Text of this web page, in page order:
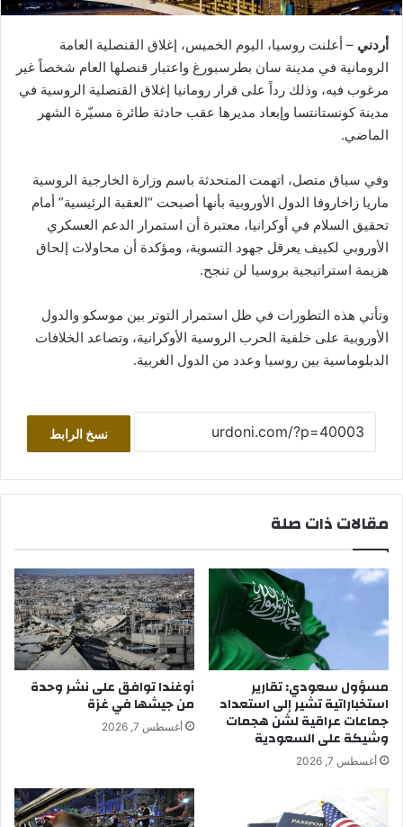
أردني – أعلنت روسيا، اليوم الخميس، إغلاق القنصلية العامة
الرومانية في مدينة سان بطرسبورغ واعتبار قنصلها العام شخصاً غير
مرغوب فيه، وذلك رداً على قرار رومانيا إغلاق القنصلية الروسية في
مدينة كونستانتسا وإبعاد مديرها عقب حادثة طائرة مسيّرة الشهر
الماضي.
وفي سياق متصل، اتهمت المتحدثة باسم وزارة الخارجية الروسية
ماريا زاخاروفا الدول الأوروبية بأنها أصبحت “العقبة الرئيسية” أمام
تحقيق السلام في أوكرانيا، معتبرة أن استمرار الدعم العسكري
الأوروبي لكييف يعرقل جهود التسوية، ومؤكدة أن محاولات إلحاق
هزيمة استراتيجية بروسيا لن تنجح.
وتأتي هذه التطورات في ظل استمرار التوتر بين موسكو والدول
الأوروبية على خلفية الحرب الروسية الأوكرانية، وتصاعد الخلافات
الدبلوماسية بين روسيا وعدد من الدول الغربية.
نسخ الرابط
مقالات ذات صلة
مسؤول سعودي: تقارير
استخباراتية تشير إلى استعداد
جماعات عراقية لشن هجمات
وشيكة على السعودية
أغسطس 7, 2026
أوغندا توافق على نشر وحدة
من جيشها في غزة
أغسطس 7, 2026